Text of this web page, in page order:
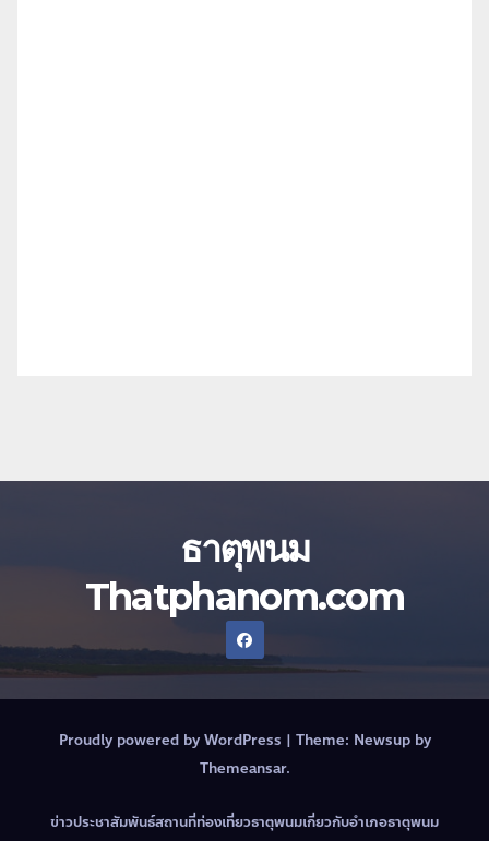
ธาตุพนม
Thatphanom.com
Proudly powered by WordPress | Theme: Newsupby
Themeansar.
ข่าวประชาสัมพันธ์สถานที่ท่องเที่ยวธาตุพนมเกี่ยวกับอำเภอธาตุพนม